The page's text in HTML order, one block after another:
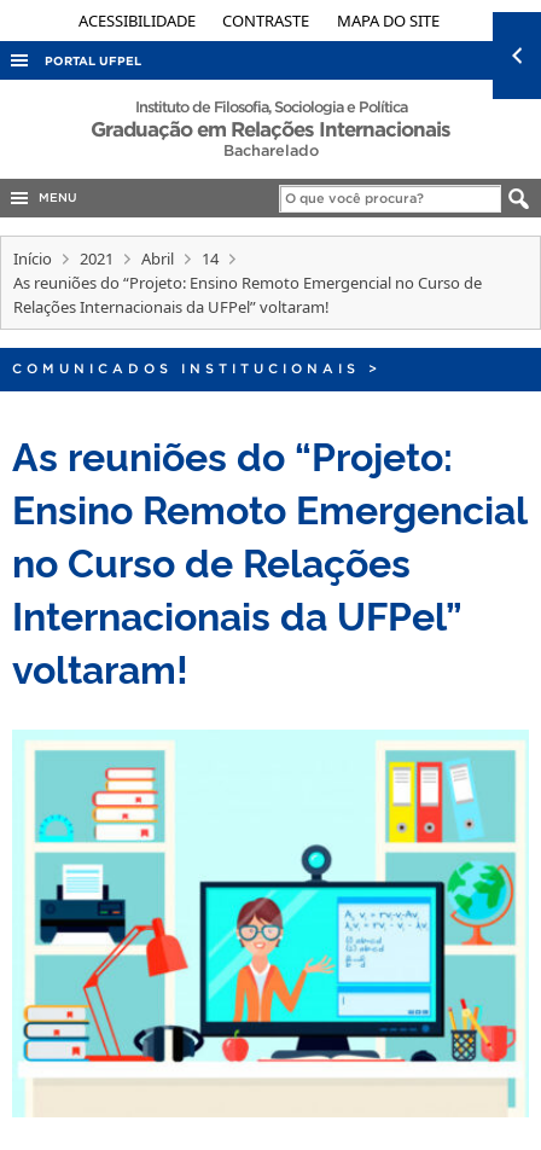
ACESSIBILIDADE CONTRASTE MAPA DO SITE
PORTAL UFPEL
ACESSO À INFORMAÇÃO
EDITAIS
INTERNACIONAL
OUVIDORIA
PORTARIAS
Instituto de Filosofia, Sociologia e Política
Graduação em Relações Internacionais
Bacharelado
MENU
Início 2021 Abril
14
As reuniões do “Projeto: Ensino Remoto Emergencial no Curso de
Relações Internacionais da UFPel” voltaram!
COMUNICADOS INSTITUCIONAIS >
As reuniões do “Projeto:
Ensino Remoto Emergencial
no Curso de Relações
Internacionais da UFPel”
voltaram!